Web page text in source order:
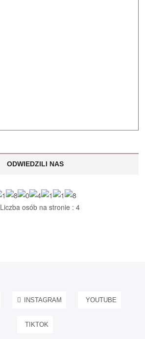
ODWIEDZILI NAS
Liczba osób na stronie : 4
INSTAGRAM YOUTUBE
TIKTOK